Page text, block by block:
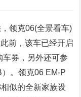
领克06(全景看车)
前，该车已经开启
券，另外还可参
。领克06 EM-P
似的全新家族设